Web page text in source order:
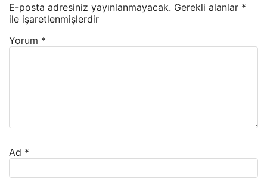
E-posta adresiniz yayınlanmayacak. Gerekli alanlar *
ile işaretlenmişlerdir
Yorum *
Ad *